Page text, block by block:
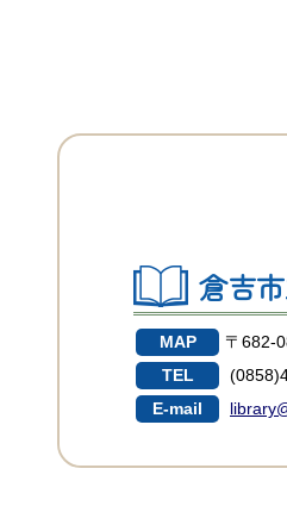
倉吉
MAP
〒682-
TEL
E-mail